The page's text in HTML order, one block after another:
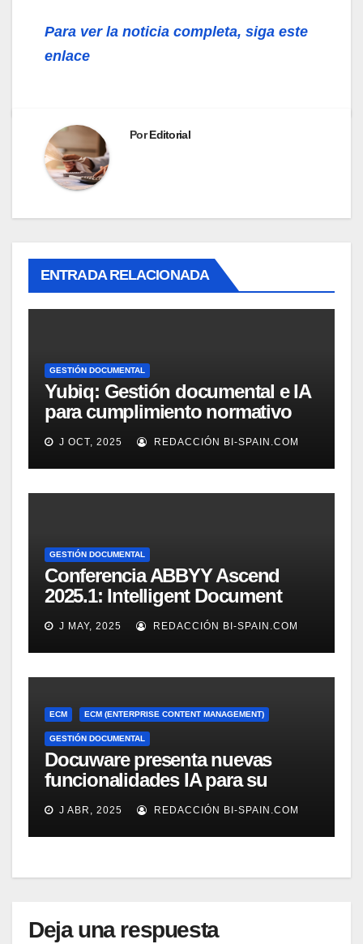
Para ver la noticia completa, siga este
enlace
PorEditorial
ENTRADA RELACIONADA
GESTIÓN DOCUMENTAL
Yubiq: Gestión documental e IA
para cumplimiento normativo
(Demo)
J OCT, 2025 REDACCIÓN BI-SPAIN.COM
GESTIÓN DOCUMENTAL
Conferencia ABBYY Ascend
2025.1: Intelligent Document
Processing a tope
J MAY, 2025 REDACCIÓN BI-SPAIN.COM
ECM ECM (ENTERPRISE CONTENT MANAGEMENT)
GESTIÓN DOCUMENTAL
Docuware presenta nuevas
funcionalidades IA para su
gestión documental
J ABR, 2025 REDACCIÓN BI-SPAIN.COM
Deja una respuesta